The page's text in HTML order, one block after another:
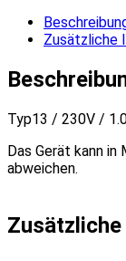
Zusätzliche
Typ13 / 230V /
Das Gerät kann
abweichen.